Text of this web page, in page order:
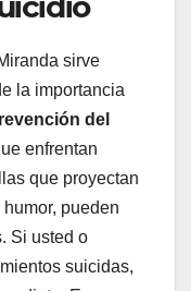
sirve
la importancia
del
enfrentan
que proyectan
pueden
Si usted o
suicidas,